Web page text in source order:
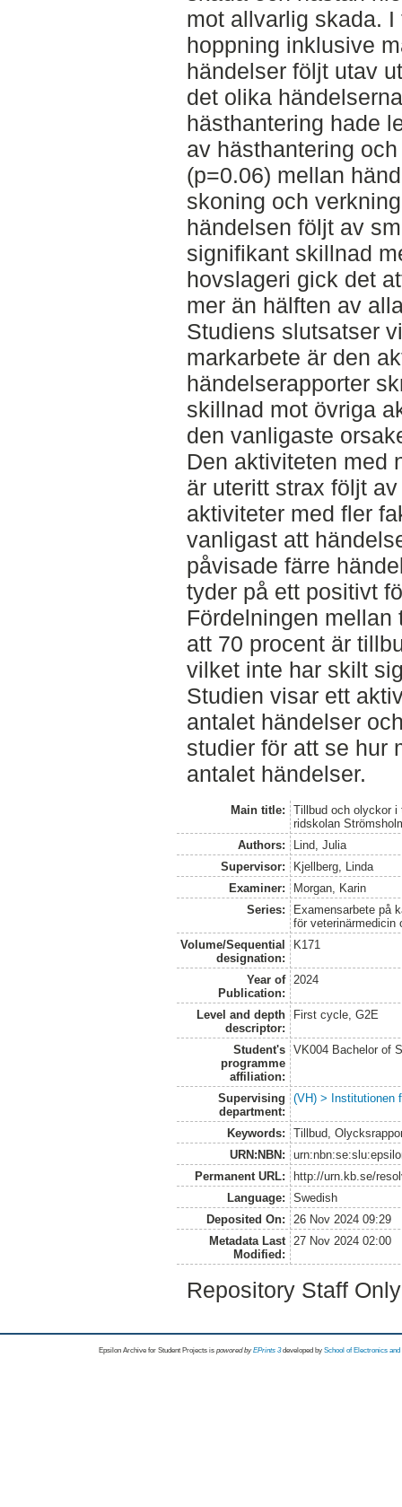
mot allvarlig skada.
hoppning inklusive
händelser följt utav
det olika
hästhantering hade
av hästhantering
(p=0.06) mellan
skoning och
händelsen följt av
signifikant skillnad
hovslageri gick det
mer än hälften av
Studiens slutsatser
markarbete är den
händelserapporter
skillnad mot övriga
den vanligaste
Den aktiviteten med
är uteritt strax följt
aktiviteter med fler
vanligast att
påvisade färre
tyder på ett positivt
Fördelningen
att 70 procent är
vilket inte har skilt
Studien visar ett
antalet händelser
studier för att se hur
antalet händelser.
Main title:
Tillbud och olyckor i
ridskolan
Authors:
Lind, Julia
Supervisor:
Kjellberg, Linda
Examiner:
Morgan, Karin
Series:
Examensarbete på
för veterinärmedicin
Volume/Sequential
designation:
K171
Year of
Publication:
2024
Level and depth
descriptor:
First cycle, G2E
Student's
programme
affiliation:
VK004 Bachelor of
Supervising
department:
(VH) > Institutionen
Keywords:
Tillbud,
URN:NBN:
Permanent URL:
http://urn.kb.se/
Language:
Swedish
Deposited On:
26 Nov 2024 09:29
Metadata Last
Modified:
27 Nov 2024 02:00
Repository Staff
Epsilon Archive for Student Projects is powored byEPrints 3 developed by School of Electronics